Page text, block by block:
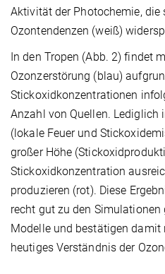
Aktivität der Photochemie, die
Ozontendenzen (weiß)
In den Tropen (Abb. 2) findet
Ozonzerstörung (blau)
Stickoxidkonzentrationen
Anzahl von Quellen. Lediglich
(lokale Feuer und
großer Höhe
Stickoxidkonzentration
produzieren (rot). Diese
recht gut zu den
Modelle und bestätigen damit
heutiges Verständnis der